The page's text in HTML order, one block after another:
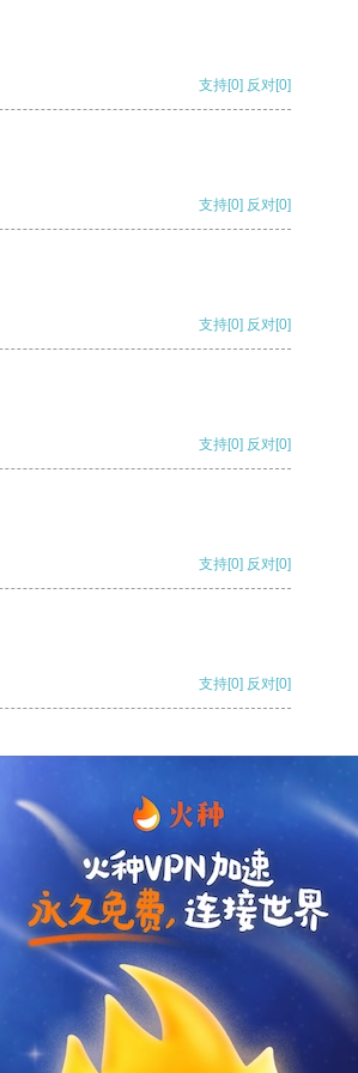
支持[0] 反对[0]
支持[0] 反对[0]
支持[0] 反对[0]
支持[0] 反对[0]
支持[0] 反对[0]
支持[0] 反对[0]
支持
支持[0] 反对[0]
支持[0] 反对[0]